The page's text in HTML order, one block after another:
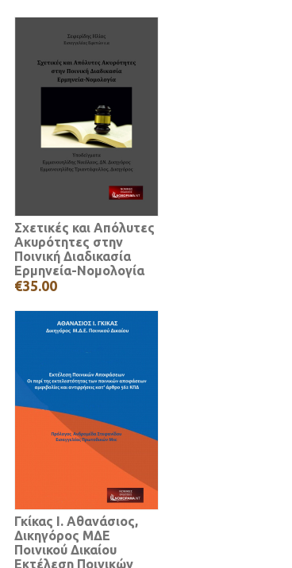
Σχετικές και Απόλυτες
Ακυρότητες στην
Ποινική Διαδικασία
Ερμηνεία-Νομολογία
€35.00
Γκίκας Ι. Αθανάσιος,
Δικηγόρος ΜΔΕ
Ποινικού Δικαίου
Εκτέλεση Ποινικών